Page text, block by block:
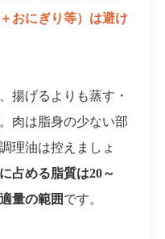
おにぎり等）は避け
揚げるよりも蒸す・
肉は脂身の少ない部
理油は控えましょ
占める脂質は20～
量の範囲です。